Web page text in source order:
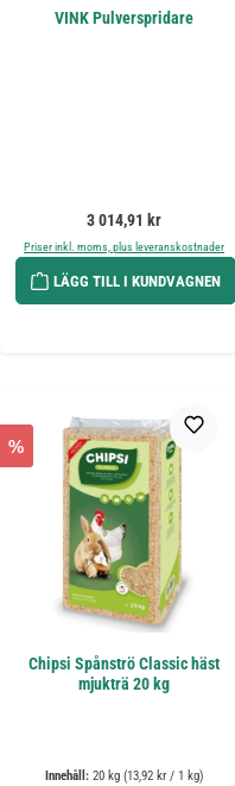
VINK Pulverspridare
Ordinarie pris:
3 014,91 kr
Priser inkl. moms, plus leveranskostnader
LÄGG TILL I KUNDVAGNEN
%
Chipsi Spånströ Classic häst
mjukträ 20 kg
Innehåll: 20 kg (13,92 kr / 1 kg)